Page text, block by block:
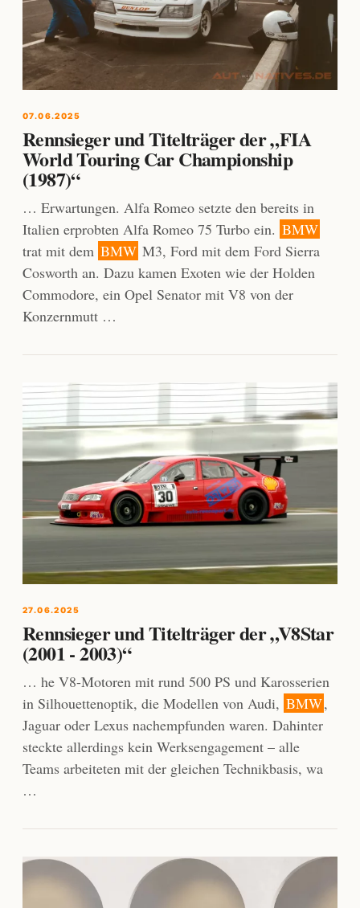
07.06.2025
Rennsieger und Titelträger der „FIA
World Touring Car Championship
(1987)“
… Erwartungen. Alfa Romeo setzte den bereits in
Italien erprobten Alfa Romeo 75 Turbo ein. BMW
trat mit dem BMW M3, Ford mit dem Ford Sierra
Cosworth an. Dazu kamen Exoten wie der Holden
Commodore, ein Opel Senator mit V8 von der
Konzernmutt …
27.06.2025
Rennsieger und Titelträger der „V8Star
(2001 - 2003)“
… he V8-Motoren mit rund 500 PS und Karosserien
in Silhouettenoptik, die Modellen von Audi, BMW,
Jaguar oder Lexus nachempfunden waren. Dahinter
steckte allerdings kein Werksengagement – alle
Teams arbeiteten mit der gleichen Technikbasis, wa
…